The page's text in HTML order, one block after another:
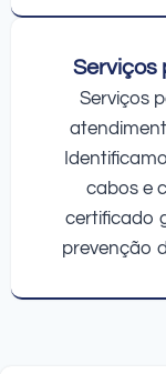
Serviços
Serviços
cabos e
certificado
prevenção